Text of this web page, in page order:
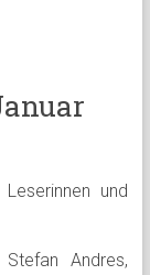
und
Andres,